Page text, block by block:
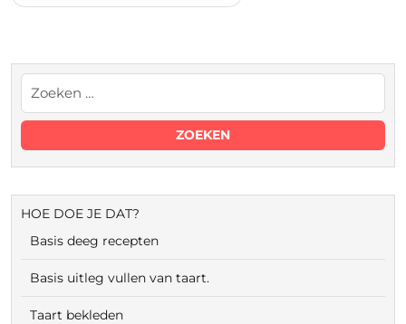
HOE DOE JE DAT?
Basis deeg recepten
Basis uitleg vullen van taart.
Taart bekleden